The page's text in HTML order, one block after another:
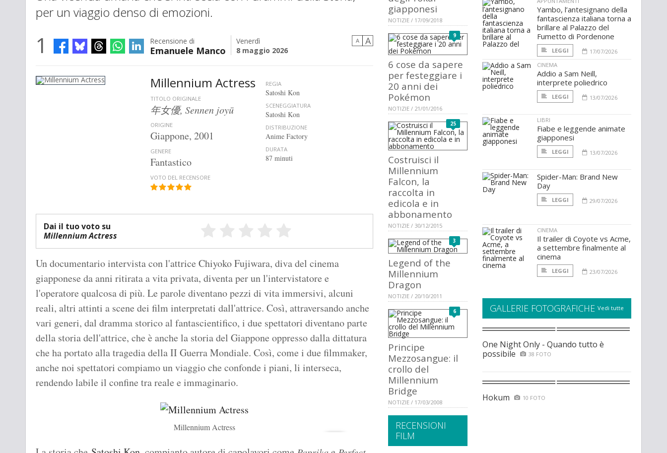
per un viaggio denso di emozioni.
1 Recensione di
Emanuele Manco
Venerdì
8 maggio 2026
A A
Millennium Actress
TITOLO ORIGINALE
年女優, Sennen joyū
ORIGINE
Giappone, 2001
GENERE
Fantastico
VOTO DEL RECENSORE
REGIA
Satoshi Kon
SCENEGGIATURA
Satoshi Kon
DISTRIBUZIONE
Anime Factory
DURATA
87 minuti
Dai il tuo voto su
Millennium Actress
Un documentario intervista con l'attrice Chiyoko Fujiwara, diva del cinema
giapponese da anni ritirata a vita privata, diventa per un l'intervistatore e
l'operatore qualcosa di più. Le parole diventano pezzi di vita immersivi, alcuni
reali, altri attinti a scene dei film interpretati dall'attrice. Così, attraversando anche
vari generi, dal dramma storico al fantascientifico, i due spettatori diventano parte
della storia dell'attrice, che è anche la storia del Giappone oppresso dalla dittatura
che ha portato alla tragedia della II Guerra Mondiale. Così, come i due filmmaker,
anche noi spettatori compiamo un viaggio che confonde i piani, li interseca,
rendendo labile il confine tra reale e immaginario.
Millennium Actress
giapponesi
NOTIZIE / 17/09/2018
9
6 cose da sapere
per festeggiare i
20 anni dei
Pokémon
NOTIZIE / 21/01/2016
25
Costruisci il
Millennium
Falcon, la
raccolta in
edicola e in
abbonamento
NOTIZIE / 30/12/2015
3
Legend of the
Millennium
Dragon
NOTIZIE / 20/10/2011
6
Principe
Mezzosangue: il
crollo del
Millennium
Bridge
NOTIZIE / 17/03/2008
RECENSIONI
FILM
Yambo, l’antesignano della
fantascienza italiana torna a
brillare al Palazzo del
Fumetto di Pordenone
LEGGI
17/07/2026
CINEMA
Addio a Sam Neill,
interprete poliedrico
LEGGI 13/07/2026
LIBRI
Fiabe e leggende animate
giapponesi
LEGGI 13/07/2026
Spider-Man: Brand New
Day
LEGGI 29/07/2026
CINEMA
Il trailer di Coyote vs Acme,
a settembre finalmente al
cinema
LEGGI 23/07/2026
GALLERIE FOTOGRAFICHE Vedi tutte
One Night Only - Quando tutto è
possibile
38 FOTO
Hokum 10 FOTO